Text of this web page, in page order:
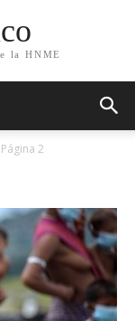
la HNME
Página 2